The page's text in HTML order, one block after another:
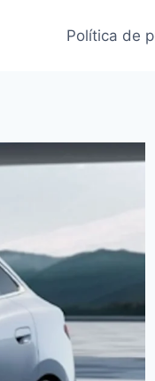
Política de